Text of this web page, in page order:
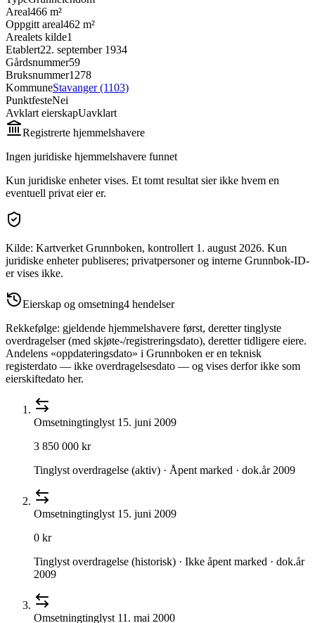
Areal466 m²
Oppgitt areal462 m²
Arealets kilde1
Etablert22. september 1934
Gårdsnummer59
Bruksnummer1278
KommuneStavanger (1103)
PunktfesteNei
Avklart eierskapUavklart
Registrerte hjemmelshavere
Ingen juridiske hjemmelshavere funnet
Kun juridiske enheter vises. Et tomt resultat sier ikke hvem en
eventuell privat eier er.
Kilde: Kartverket Grunnboken, kontrollert 1. august 2026. Kun
juridiske enheter publiseres; privatpersoner og interne Grunnbok-ID-
er vises ikke.
Eierskap og omsetning4 hendelser
Rekkefølge: gjeldende hjemmelshavere først, deretter tinglyste
overdragelser (med skjøte-/registreringsdato), deretter tidligere eiere.
Andelens «oppdateringsdato» i Grunnboken er en teknisk
registerdato — ikke overdragelsesdato — og vises derfor ikke som
eierskiftedato her.
Omsetningtinglyst 15. juni 2009
3 850 000 kr
Tinglyst overdragelse (aktiv) · Åpent marked · dok.år 2009
Omsetningtinglyst 15. juni 2009
0 kr
Tinglyst overdragelse (historisk) · Ikke åpent marked · dok.år
2009
Omsetningtinglyst 11. mai 2000